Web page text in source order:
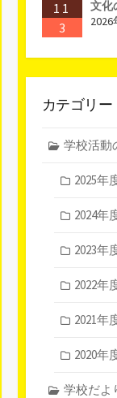
11
3
文化
2026
カテゴリー
学校活動
2025年
2024年
2023年
2022年
2021年
2020年
学校だよ